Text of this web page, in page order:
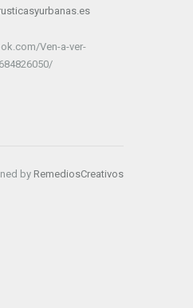
Ven-a-ver-
by RemediosCreativos